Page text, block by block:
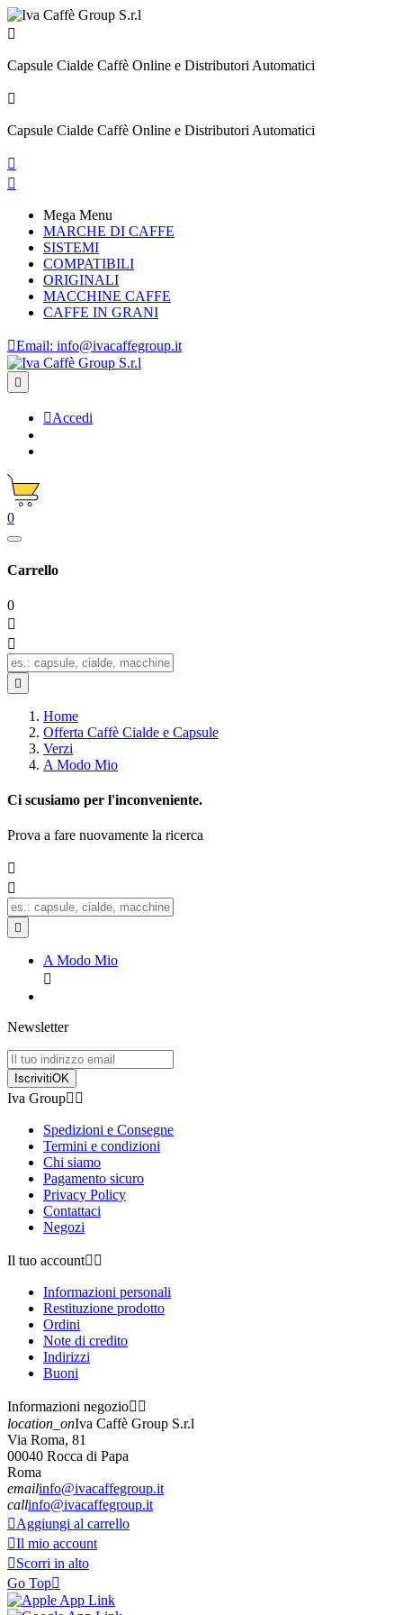

Capsule Cialde Caffè Online e Distributori Automatici

Capsule Cialde Caffè Online e Distributori Automatici


Mega Menu
MARCHE DI CAFFE
SISTEMI
COMPATIBILI
ORIGINALI
MACCHINE CAFFE
CAFFE IN GRANI
Email: info@ivacaffegroup.it

Accedi
0
Carrello
0



Home
Offerta Caffè Cialde e Capsule
Verzi
A Modo Mio
Ci scusiamo per l'inconveniente.
Prova a fare nuovamente la ricerca



A Modo Mio

Newsletter
IscrivitiOK
Iva Group 
Spedizioni e Consegne
Termini e condizioni
Chi siamo
Pagamento sicuro
Privacy Policy
Contattaci
Negozi
Il tuo account 
Informazioni personali
Restituzione prodotto
Ordini
Note di credito
Indirizzi
Buoni
Informazioni negozio 
location_onIva Caffè Group S.r.l
Via Roma, 81
00040 Rocca di Papa
Roma
emailinfo@ivacaffegroup.it
callinfo@ivacaffegroup.it
Aggiungi al carrello
Il mio account
Scorri in alto
Go Top